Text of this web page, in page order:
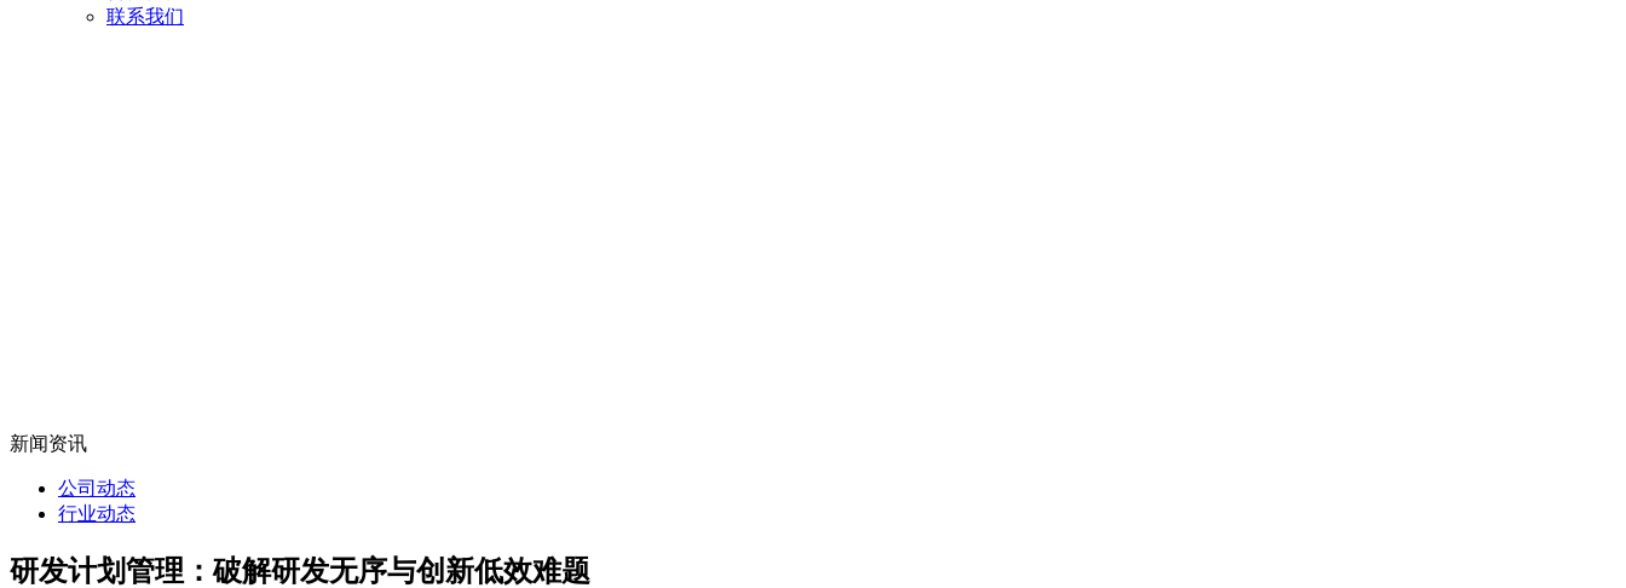
联系我们
新闻资讯
公司动态
行业动态
研发计划管理：破解研发无序与创新低效难题